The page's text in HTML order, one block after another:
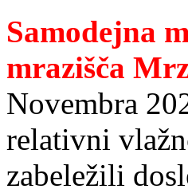
Samodejna
mrazišča
Novembra
relativni
zabeležili